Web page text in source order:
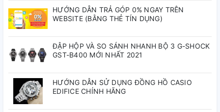
nước Nhật. Khả năng chống nước 200 mét, mặt kính khoáng
chịu lực được bao bọc bởi lớp vỏ nhựa chắc chắn bền bỉ thì
chiếm được sự ưu ái của người dùng dành cho mình.
Thông số kỹ thuật Đồng hồ
Casio G-Shock:
Vật liệu vỏ / gờ: Nhựa / Nhôm
HƯỚNG DẪN TRẢ GÓP 0% NGAY TRÊN
WEBSITE (BẰNG THẺ TÍN DỤNG)
ĐẬP HỘP VÀ SO SÁNH NHANH BỘ 3 G-SHOCK
GST-B400 MỚI NHẤT 2021
HƯỚNG DẪN SỬ DỤNG ĐỒNG HỒ CASIO
EDIFICE CHÍNH HÃNG